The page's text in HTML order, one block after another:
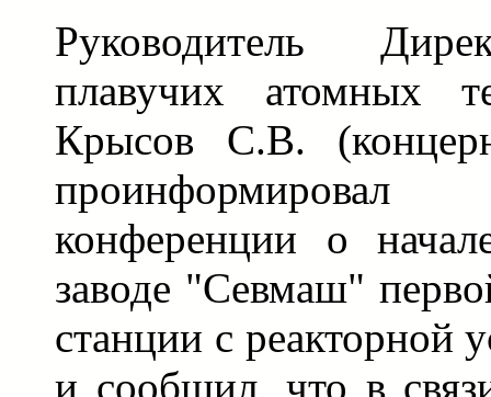
Руководитель
плавучих атомных
Крысов С.В.
конференции о
заводе "Севмаш"
станции с реакторной
и сообщил, что в